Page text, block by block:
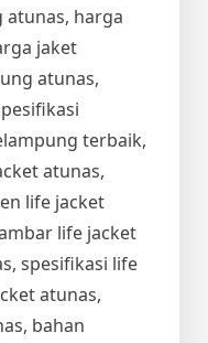
atunas, harga
jaket
atunas,
terbaik,
atunas,
life jacket
life jacket
spesifikasi life
atunas,
bahan